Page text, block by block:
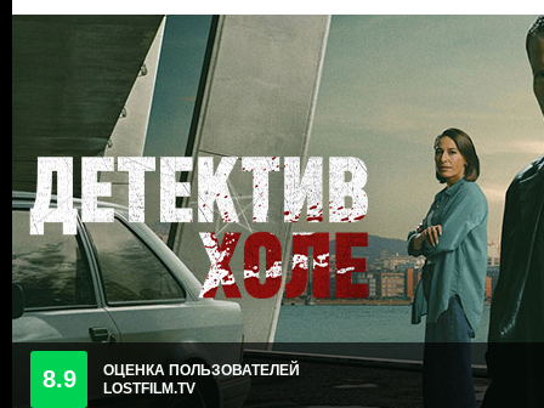
8.9
ОЦЕНКА ПОЛЬЗОВАТЕЛЕЙ
LOSTFILM.TV